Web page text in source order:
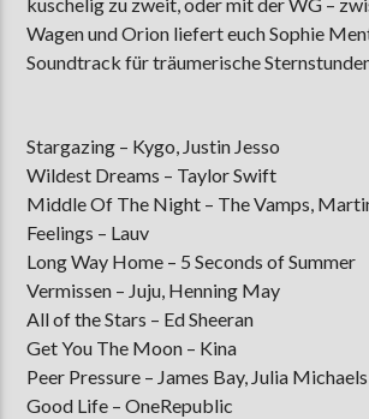
00:00 09:00
Wagen und Orion liefert euch Sophie
Soundtrack für träumerische
Stargazing – Kygo, Justin Jesso
Wildest Dreams – Taylor Swift
Middle Of The Night – The Vamps,
Feelings – Lauv
Long Way Home – 5 Seconds of Summer
Vermissen – Juju, Henning May
All of the Stars – Ed Sheeran
Get You The Moon – Kina
Peer Pressure – James Bay, Julia Michaels
Good Life – OneRepublic